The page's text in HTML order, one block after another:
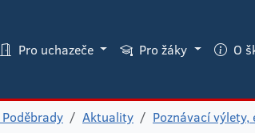
Pro uchazeče Pro žáky O
Aktuality Poznávací výlety,